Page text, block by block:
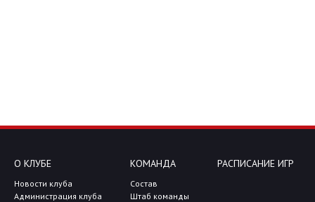
О КЛУБЕ
Новости клуба
Администрация клуба
КОМАНДА
Состав
Штаб команды
РАСПИСАНИЕ ИГР